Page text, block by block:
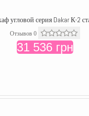
угловой серия Dakar К-2
Отзывов 0
31 536 грн